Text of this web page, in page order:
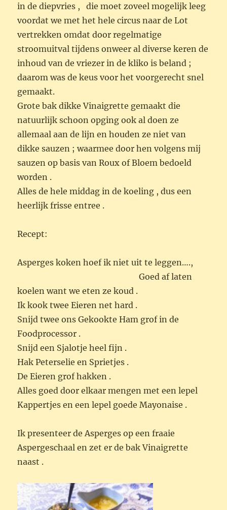
in de diepvries , die moet zoveel mogelijk leeg
voordat we met het hele circus naar de Lot
vertrekken omdat door regelmatige
stroomuitval tijdens onweer al diverse keren de
inhoud van de vriezer in de kliko is beland ;
daarom was de keus voor het voorgerecht snel
gemaakt.
Grote bak dikke Vinaigrette gemaakt die
natuurlijk schoon opging ook al doen ze
allemaal aan de lijn en houden ze niet van
dikke sauzen ; waarmee door hen volgens mij
sauzen op basis van Roux of Bloem bedoeld
worden .
Alles de hele middag in de koeling , dus een
heerlijk frisse entree .
Recept:
Asperges koken hoef ik niet uit te leggen….,
Goed af laten
koelen want we eten ze koud .
Ik kook twee Eieren net hard .
Snijd twee ons Gekookte Ham grof in de
Foodprocessor .
Snijd een Sjalotje heel fijn .
Hak Peterselie en Sprietjes .
De Eieren grof hakken .
Alles goed door elkaar mengen met een lepel
Kappertjes en een lepel goede Mayonaise .
Ik presenteer de Asperges op een fraaie
Aspergeschaal en zet er de bak Vinaigrette
naast .